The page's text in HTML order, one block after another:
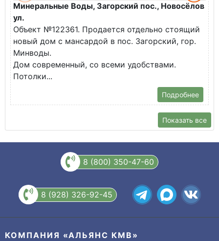
Минеральные Воды, Загорский пос., Новосёлов
ул.
Объект №122361. Продается отдельно стоящий
новый дом с мансардой в пос. Загорский, гор.
Минводы.
Дом современный, со всеми удобствами.
Потолки...
Подробнее
Показать все
8 (800) 350-47-60
8 (928) 326-92-45
КОМПАНИЯ «АЛЬЯНС КМВ»